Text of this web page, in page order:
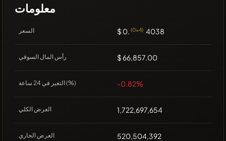
معلومات
السعر $ 0. (0x4) 4038
رأس المال السوقي $ 66,857.00
التغير في 24 ساعة (%) -0.82%
العرض الكلي 1,722,697,654
العرض الجاري 520,504,392